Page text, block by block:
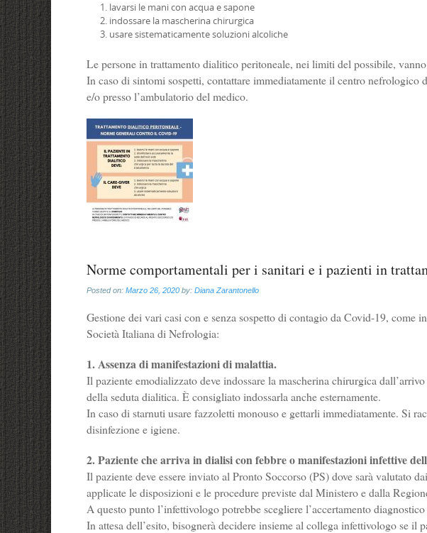
lavarsi le mani con acqua e sapone
indossare la mascherina chirurgica
usare sistematicamente soluzioni alcoliche
Le persone in trattamento dialitico peritoneale, nei limiti del possibile,
In caso di sintomi sospetti, contattare immediatamente il centro
e/o presso l’ambulatorio del medico.
Norme comportamentali per i sanitari e i pazienti in
Posted on: Marzo 26, 2020 by: Diana Zarantonello
Gestione dei vari casi con e senza sospetto di contagio da Covid-19, come
Società Italiana di Nefrologia:
1. Assenza di manifestazioni di malattia.
Il paziente emodializzato deve indossare la mascherina chirurgica
della seduta dialitica. È consigliato indossarla anche esternamente.
In caso di starnuti usare fazzoletti monouso e gettarli immediatamente. Si
disinfezione e igiene.
2. Paziente che arriva in dialisi con febbre o manifestazioni infettive
Il paziente deve essere inviato al Pronto Soccorso (PS) dove sarà valutato
applicate le disposizioni e le procedure previste dal Ministero e dalla
A questo punto l’infettivologo potrebbe scegliere l’accertamento
In attesa dell’esito, bisognerà decidere insieme al collega infettivologo se il